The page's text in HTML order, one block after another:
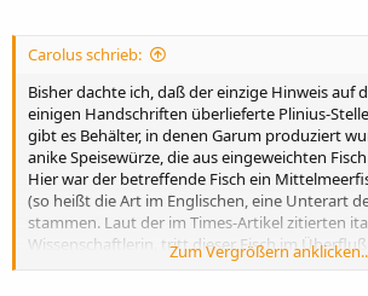
Carolus schrieb:
Bisher dachte ich, daß der einzige Hinweis auf
einigen Handschriften überlieferte Plinius-
gibt es Behälter, in denen Garum produziert
anike Speisewürze, die aus eingeweichten
Hier war der betreffende Fisch ein
(so heißt die Art im Englischen, eine Unterart
stammen. Laut der im Times-Artikel zitierten
Wissenschaftlerin, tritt dieser Fisch im
August auf. Da für die Garumherstellung ein
Zum Vergrößern